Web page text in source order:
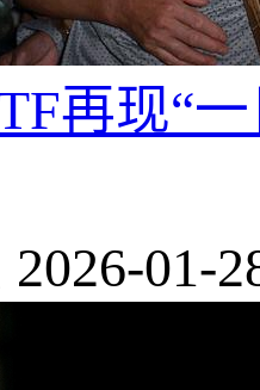
再现“
2026-01-